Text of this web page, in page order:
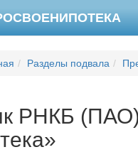
Разделы подвала
РНКБ (ПАО)